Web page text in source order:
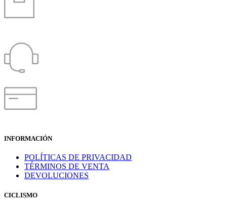
INFORMACIÓN
POLÍTICAS DE PRIVACIDAD
TÉRMINOS DE VENTA
DEVOLUCIONES
CICLISMO